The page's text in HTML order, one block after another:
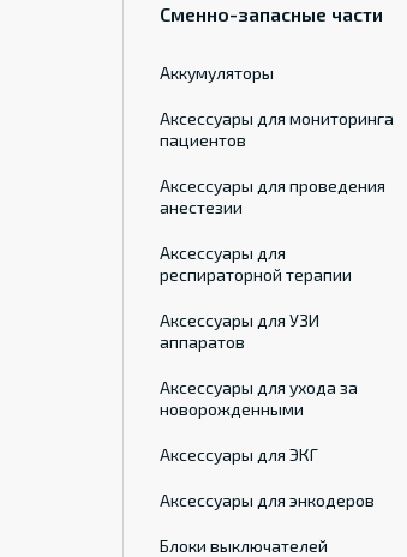
Сменно-запасные части
Аккумуляторы
Аксессуары для мониторинга
пациентов
Аксессуары для проведения
анестезии
Аксессуары для
респираторной терапии
Аксессуары для УЗИ
аппаратов
Аксессуары для ухода за
новорожденными
Аксессуары для ЭКГ
Аксессуары для энкодеров
Блоки выключателей